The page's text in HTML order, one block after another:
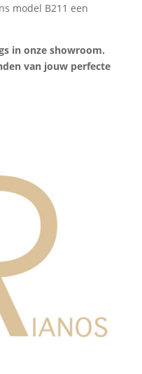
model B211 een
in onze showroom.
van jouw perfecte